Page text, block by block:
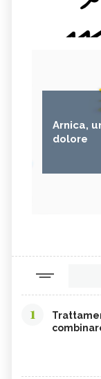
Arnica,
dolore
1